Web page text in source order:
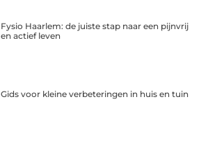
Fysio Haarlem: de juiste stap naar een pijnvrij
en actief leven
Gids voor kleine verbeteringen in huis en tuin